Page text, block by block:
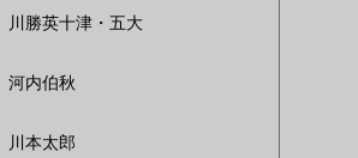
川勝英十津・五大
河内伯秋
川本太郎